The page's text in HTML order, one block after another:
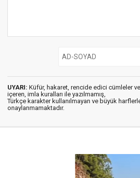
UYARI: Küfür, hakaret, rencide edici cümleler
içeren, imla kuralları ile yazılmamış,
Türkçe karakter kullanılmayan ve büyük
onaylanmamaktadır.